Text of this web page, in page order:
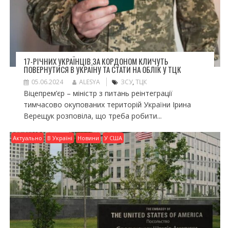
17-РІЧНИХ УКРАЇНЦІВ ЗА КОРДОНОМ КЛИЧУТЬ
ПОВЕРНУТИСЯ В УКРАЇНУ ТА СТАТИ НА ОБЛІК У ТЦК
05.06.2024 ALESYA ЗСУ, ТЦК
Віцепрем’єр – міністр з питань реінтеграції
тимчасово окупованих територій України Ірина
Верещук розповіла, що треба робити...
Актуально В Україні Новини У США